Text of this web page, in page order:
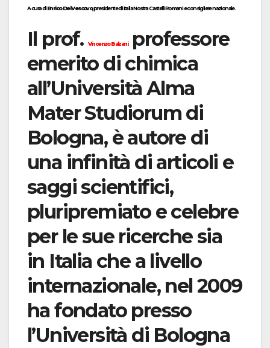
A cura diEnrico Del Vescovo, presidente di Italia Nostra Castelli Romani e consigliere nazionale.
Il prof. Vincenzo Balzani
professore
emerito di chimica
all’Università Alma
Mater Studiorum di
Bologna, è autore di
una infinità di articoli e
saggi scientifici,
pluripremiato e celebre
per le sue ricerche sia
in Italia che a livello
internazionale, nel 2009
ha fondato presso
l’Università di Bologna